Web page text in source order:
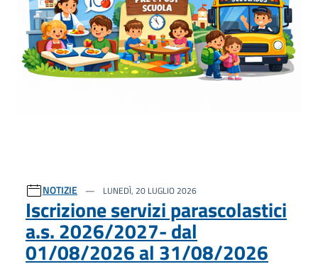
NOTIZIE LUNEDÌ, 20 LUGLIO 2026
Iscrizione servizi parascolastici
a.s. 2026/2027- dal
01/08/2026 al 31/08/2026